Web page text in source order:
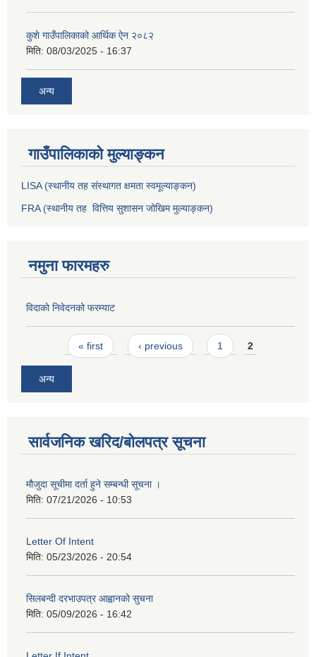
कुशे गाउँपालिकाको आर्थिक ऐन २०८२
मिति: 08/03/2025 - 16:37
अन्य
गाउँपालिकाको मुल्याङ्कन
LISA (स्थानीय तह संस्थागत क्षमता स्वमूल्याङ्कन)
FRA (स्थानीय तह वित्तिय सुशासन जोखिम मुल्याङ्कन)
नमुना फारमहरु
विदाकाे निवेदनको फरम्याट
Pages« first ‹ previous 1 2
अन्य
सार्वजनिक खरिद/बोलपत्र सूचना
मौजुदा सूचीमा दर्ता हुने सम्बन्धी सूचना ।
मिति: 07/21/2026 - 10:53
Letter Of Intent
मिति: 05/23/2026 - 20:54
सिलबन्दी दरभाउपत्र आह्वानको सुचना
मिति: 05/09/2026 - 16:42